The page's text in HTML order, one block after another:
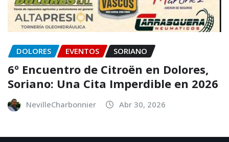
DOLORES EVENTOS SORIANO
6º Encuentro de Citroën en Dolores,
Soriano: Una Cita Imperdible en 2026
NevilleCharbonnier Abr 30, 2026